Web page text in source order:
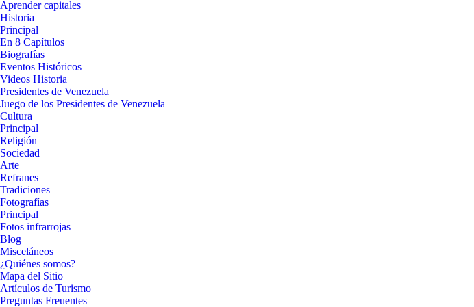
Aprender capitales
Historia
Principal
En 8 Capítulos
Biografías
Eventos Históricos
Videos Historia
Presidentes de Venezuela
Juego de los Presidentes de Venezuela
Cultura
Principal
Religión
Sociedad
Arte
Refranes
Tradiciones
Fotografías
Principal
Fotos infrarrojas
Blog
Misceláneos
¿Quiénes somos?
Mapa del Sitio
Artículos de Turismo
Preguntas Freuentes